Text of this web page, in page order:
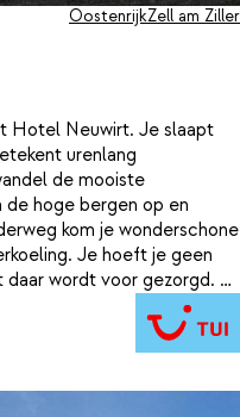
OostenrijkZell am Ziller
Hotel Neuwirt. Je slaapt
urenlang
de mooiste
hoge bergen op en
kom je wonderschone
Je hoeft je geen
wordt voor gezorgd. Bij
en krijg je naast het
inclusief 2 drankjes. Dat